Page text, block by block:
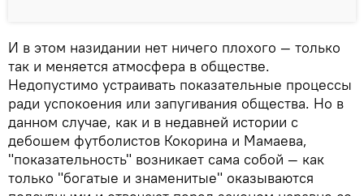
И в этом назидании нет ничего плохого — только
так и меняется атмосфера в обществе.
Недопустимо устраивать показательные процессы
ради успокоения или запугивания общества. Но в
данном случае, как и в недавней истории с
дебошем футболистов Кокорина и Мамаева,
"показательность" возникает сама собой — как
только "богатые и знаменитые" оказываются